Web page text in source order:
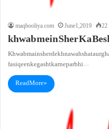
maqbooliya.com
June 1, 2019 22
khwab mein Sher Ka
Khwab main sher dekhna wahshat aur
fasiqeen ke gasht karne par bhi…
Read More »